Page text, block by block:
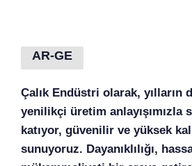
AR-GE
Çalık Endüstri olarak, yılların
yenilikçi üretim anlayışımızla
katıyor, güvenilir ve yüksek
sunuyoruz. Dayanıklılığı,